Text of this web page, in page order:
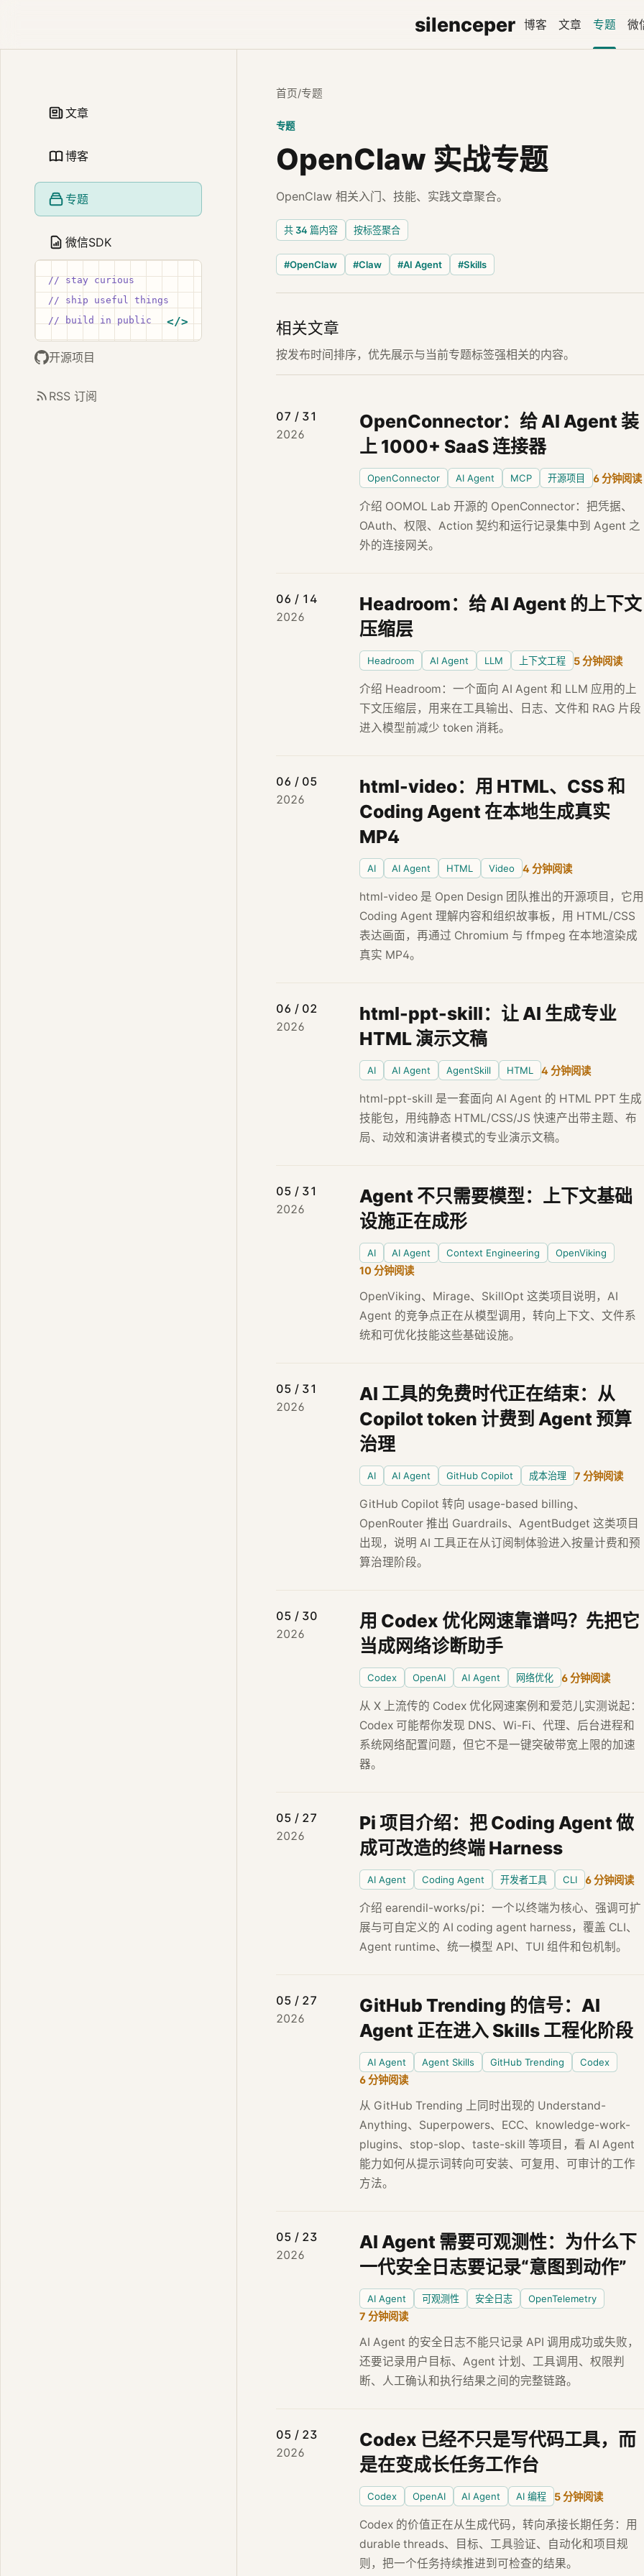
silenceper 博客 文章 专题 微
文章
博客
专题
微信SDK
// stay curious
// ship useful things
// build in public
</>
开源项目
RSS 订阅
首页/专题
专题
OpenClaw 实战专题
OpenClaw 相关入门、技能、实践文章聚合。
共 34 篇内容 按标签聚合
#OpenClaw #Claw #AI Agent #Skills
相关文章
按发布时间排序，优先展示与当前专题标签强相关的内容。
07 / 31
2026
OpenConnector：给 AI Agent 装
上 1000+ SaaS 连接器
OpenConnector AI Agent MCP 开源项目 6 分钟阅读
介绍 OOMOL Lab 开源的 OpenConnector：把凭据、
OAuth、权限、Action 契约和运行记录集中到 Agent 之
外的连接网关。
06 / 14
2026
Headroom：给 AI Agent 的上下文
压缩层
Headroom AI Agent LLM 上下文工程 5 分钟阅读
介绍 Headroom：一个面向 AI Agent 和 LLM 应用的上
下文压缩层，用来在工具输出、日志、文件和 RAG 片段
进入模型前减少 token 消耗。
06 / 05
2026
html-video：用 HTML、CSS 和
Coding Agent 在本地生成真实
MP4
AI AI Agent HTML Video 4 分钟阅读
html-video 是 Open Design 团队推出的开源项目，它用
Coding Agent 理解内容和组织故事板，用 HTML/CSS
表达画面，再通过 Chromium 与 ffmpeg 在本地渲染成
真实 MP4。
06 / 02
2026
html-ppt-skill：让 AI 生成专业
HTML 演示文稿
AI AI Agent AgentSkill HTML 4 分钟阅读
html-ppt-skill 是一套面向 AI Agent 的 HTML PPT 生成
技能包，用纯静态 HTML/CSS/JS 快速产出带主题、布
局、动效和演讲者模式的专业演示文稿。
05 / 31
2026
Agent 不只需要模型：上下文基础
设施正在成形
AI AI Agent Context Engineering OpenViking
10 分钟阅读
OpenViking、Mirage、SkillOpt 这类项目说明，AI
Agent 的竞争点正在从模型调用，转向上下文、文件系
统和可优化技能这些基础设施。
05 / 31
2026
AI 工具的免费时代正在结束：从
Copilot token 计费到 Agent 预算
治理
AI AI Agent GitHub Copilot 成本治理 7 分钟阅读
GitHub Copilot 转向 usage-based billing、
OpenRouter 推出 Guardrails、AgentBudget 这类项目
出现，说明 AI 工具正在从订阅制体验进入按量计费和预
算治理阶段。
05 / 30
2026
用 Codex 优化网速靠谱吗？先把它
当成网络诊断助手
Codex OpenAI AI Agent 网络优化 6 分钟阅读
从 X 上流传的 Codex 优化网速案例和爱范儿实测说起：
Codex 可能帮你发现 DNS、Wi-Fi、代理、后台进程和
系统网络配置问题，但它不是一键突破带宽上限的加速
器。
05 / 27
2026
Pi 项目介绍：把 Coding Agent 做
成可改造的终端 Harness
AI Agent Coding Agent 开发者工具 CLI 6 分钟阅读
介绍 earendil-works/pi：一个以终端为核心、强调可扩
展与可自定义的 AI coding agent harness，覆盖 CLI、
Agent runtime、统一模型 API、TUI 组件和包机制。
05 / 27
2026
GitHub Trending 的信号：AI
Agent 正在进入 Skills 工程化阶段
AI Agent Agent Skills GitHub Trending Codex
6 分钟阅读
从 GitHub Trending 上同时出现的 Understand-
Anything、Superpowers、ECC、knowledge-work-
plugins、stop-slop、taste-skill 等项目，看 AI Agent
能力如何从提示词转向可安装、可复用、可审计的工作
方法。
05 / 23
2026
AI Agent 需要可观测性：为什么下
一代安全日志要记录“意图到动作”
AI Agent 可观测性 安全日志 OpenTelemetry
7 分钟阅读
AI Agent 的安全日志不能只记录 API 调用成功或失败，
还要记录用户目标、Agent 计划、工具调用、权限判
断、人工确认和执行结果之间的完整链路。
05 / 23
2026
Codex 已经不只是写代码工具，而
是在变成长任务工作台
Codex OpenAI AI Agent AI 编程 5 分钟阅读
Codex 的价值正在从生成代码，转向承接长期任务：用
durable threads、目标、工具验证、自动化和项目规
则，把一个任务持续推进到可检查的结果。